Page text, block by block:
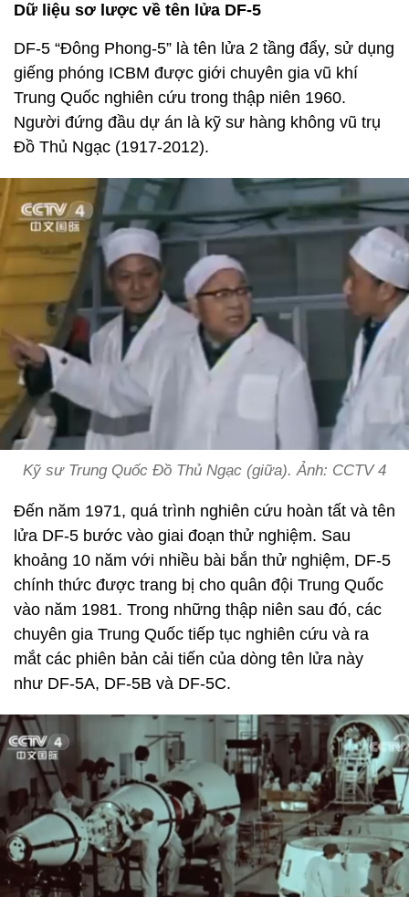
Dữ liệu sơ lược về tên lửa DF-5
DF-5 “Đông Phong-5” là tên lửa 2 tầng đẩy, sử dụng
giếng phóng ICBM được giới chuyên gia vũ khí
Trung Quốc nghiên cứu trong thập niên 1960.
Người đứng đầu dự án là kỹ sư hàng không vũ trụ
Đồ Thủ Ngạc (1917-2012).
Kỹ sư Trung Quốc Đồ Thủ Ngạc (giữa). Ảnh: CCTV 4
Đến năm 1971, quá trình nghiên cứu hoàn tất và tên
lửa DF-5 bước vào giai đoạn thử nghiệm. Sau
khoảng 10 năm với nhiều bài bắn thử nghiệm, DF-5
chính thức được trang bị cho quân đội Trung Quốc
vào năm 1981. Trong những thập niên sau đó, các
chuyên gia Trung Quốc tiếp tục nghiên cứu và ra
mắt các phiên bản cải tiến của dòng tên lửa này
như DF-5A, DF-5B và DF-5C.